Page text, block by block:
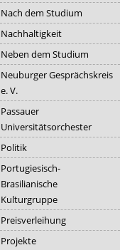
Nach dem Studium
Nachhaltigkeit
Neben dem Studium
Neuburger Gesprächskreis
e. V.
Passauer
Universitätsorchester
Politik
Portugiesisch-
Brasilianische
Kulturgruppe
Preisverleihung
Projekte